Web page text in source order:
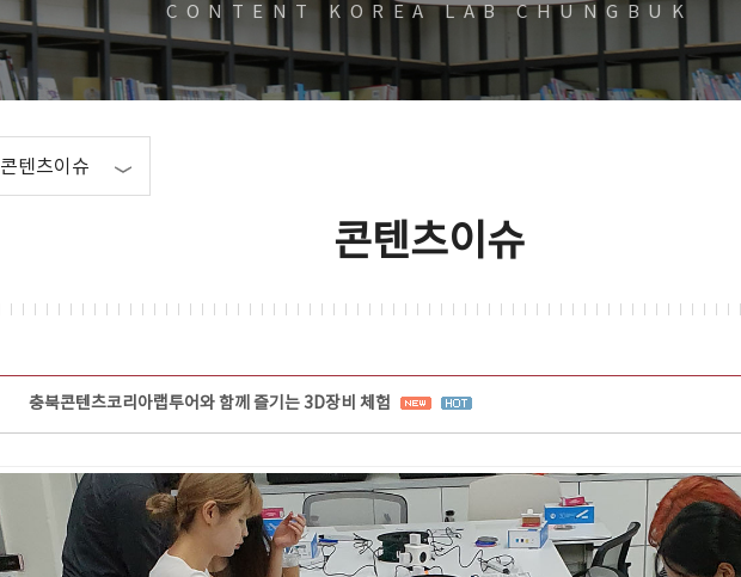
CONTENT KOREA LAB CHUNGBUK
콘텐츠이슈
콘텐츠이슈
충북콘텐츠코리아랩투어와 함께 즐기는 3D장비 체험